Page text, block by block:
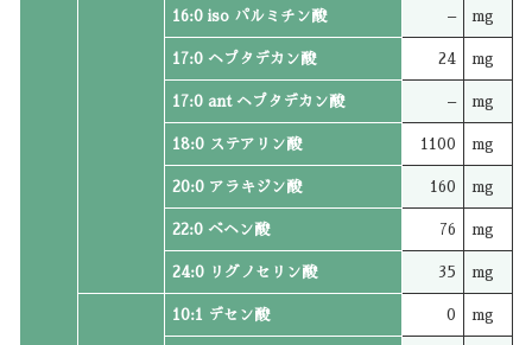
16:0 iso パルミチン酸 – mg
17:0 ヘプタデカン酸 24 mg
17:0 ant ヘプタデカン酸 – mg
18:0 ステアリン酸 1100 mg
20:0 アラキジン酸 160 mg
22:0 ベヘン酸 76 mg
24:0 リグノセリン酸 35 mg
10:1 デセン酸 0 mg